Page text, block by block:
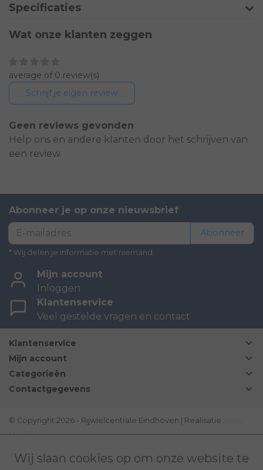
Specificaties
Wat onze klanten zeggen
average of 0 review(s)
Schrijf je eigen review
Geen reviews gevonden
Help ons en andere klanten door het schrijven van
een review
Abonneer je op onze nieuwsbrief
Abonneer
* Wij delen je informatie met niemand.
Mijn account
Inloggen
Klantenservice
Veel gestelde vragen en contact
Klantenservice
Mijn account
Categorieën
Contactgegevens
© Copyright 2026 - Rijwielcentrale Eindhoven | Realisatie
Media
Wij slaan cookies op om onze website te